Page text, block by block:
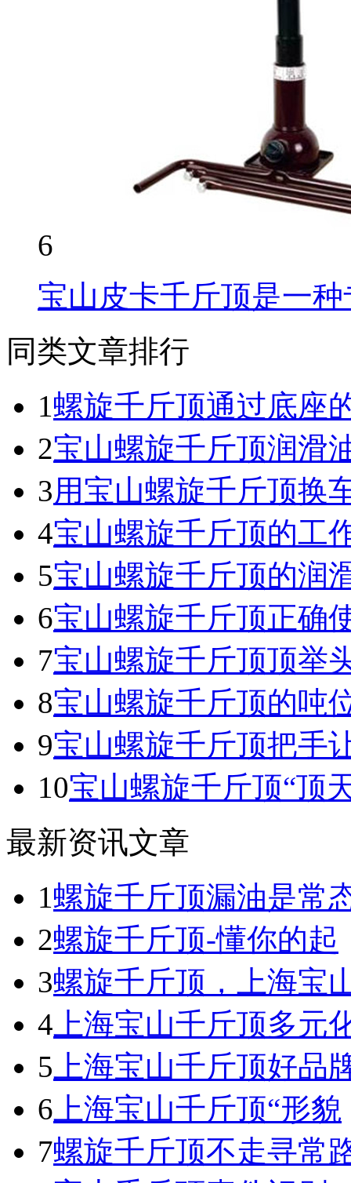
6
宝山皮卡千斤顶是一
同类文章排行
1螺旋千斤顶通过底座
2宝山螺旋千斤顶润滑
3用宝山螺旋千斤顶换
4宝山螺旋千斤顶的工
5宝山螺旋千斤顶的润
6宝山螺旋千斤顶正确
7宝山螺旋千斤顶顶举
8宝山螺旋千斤顶的吨
9宝山螺旋千斤顶把手
10宝山螺旋千斤顶“顶
最新资讯文章
1螺旋千斤顶漏油是常
2螺旋千斤顶-懂你的起
3螺旋千斤顶，上海宝
4 上海宝山千斤顶多元
5 上海宝山千斤顶好品
6 上海宝山千斤顶“形貌
7螺旋千斤顶不走寻常